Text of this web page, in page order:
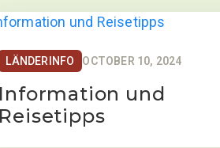
LÄNDERINFO OCTOBER 10, 2024
Information und
Reisetipps